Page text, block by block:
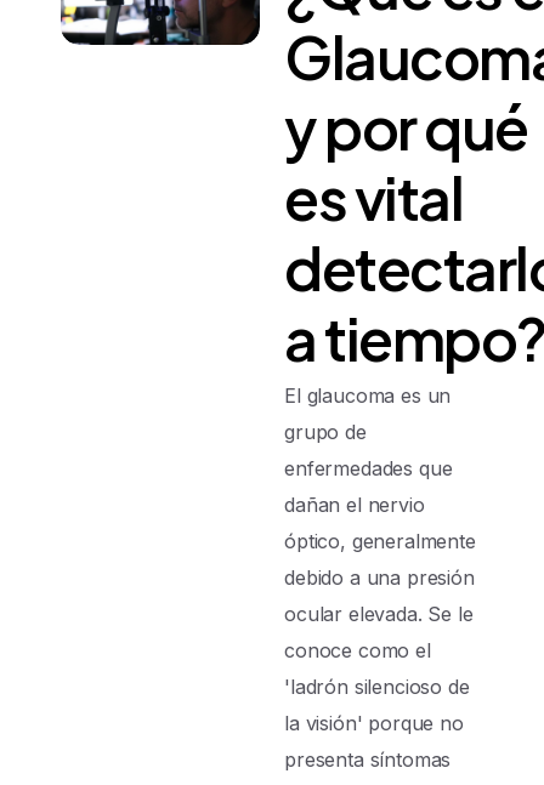
yporqué
esvital
a
El glaucoma es un
grupo de
enfermedades que
dañan el nervio
óptico, generalmente
debido a una presión
ocular elevada. Se le
conoce como el
'ladrón silencioso de
la visión' porque no
presenta síntomas